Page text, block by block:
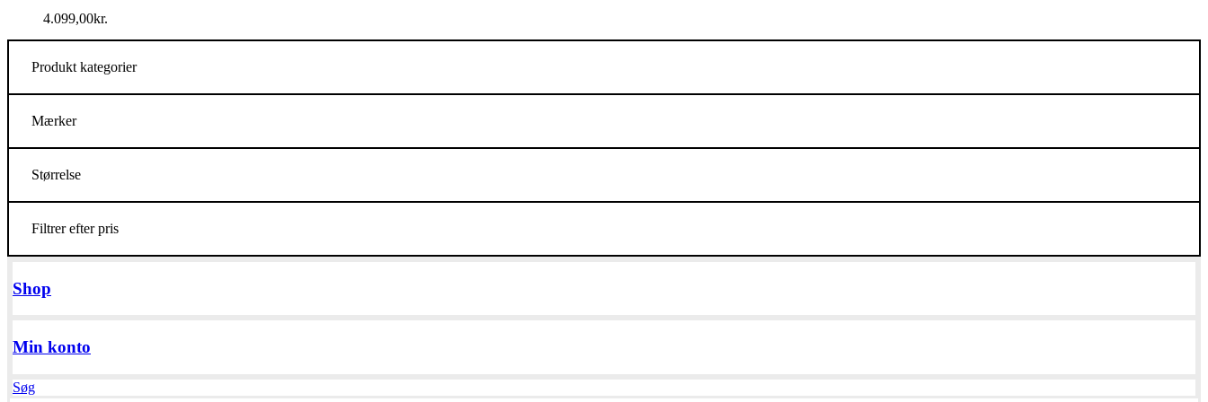
4.099,00kr.
Produkt kategorier
Mærker
Størrelse
Filtrer efter pris
Shop
Min konto
Søg